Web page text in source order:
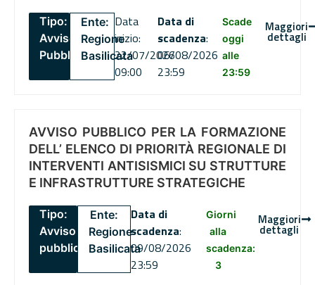
Tipo:
Avviso
Pubblico
Ente:
Regione
Basilicata
Data
inizio:
22/07/2026
09:00
Data di
scadenza:
06/08/2026
23:59
Scade
oggi
alle
23:59
Maggiori
dettagli
AVVISO PUBBLICO PER LA FORMAZIONE
DELL’ ELENCO DI PRIORITÀ REGIONALE DI
INTERVENTI ANTISISMICI SU STRUTTURE
E INFRASTRUTTURE STRATEGICHE
Tipo:
Avviso
pubblico
Ente:
Regione
Basilicata
Data di
scadenza:
09/08/2026
23:59
Giorni
alla
scadenza:
3
Maggiori
dettagli